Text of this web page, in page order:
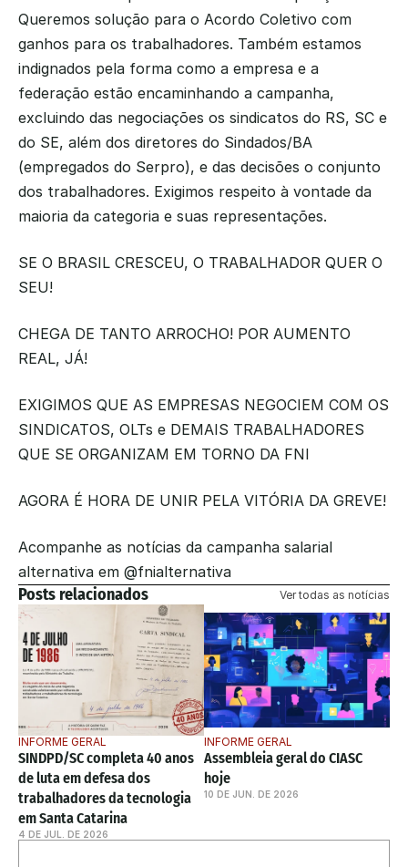
Queremos solução para o Acordo Coletivo com
ganhos para os trabalhadores. Também estamos
indignados pela forma como a empresa e a
federação estão encaminhando a campanha,
excluindo das negociações os sindicatos do RS, SC e
do SE, além dos diretores do Sindados/BA
(empregados do Serpro), e das decisões o conjunto
dos trabalhadores. Exigimos respeito à vontade da
maioria da categoria e suas representações.
SE O BRASIL CRESCEU, O TRABALHADOR QUER O
SEU!
CHEGA DE TANTO ARROCHO! POR AUMENTO
REAL, JÁ!
EXIGIMOS QUE AS EMPRESAS NEGOCIEM COM OS
SINDICATOS, OLTs e DEMAIS TRABALHADORES
QUE SE ORGANIZAM EM TORNO DA FNI
AGORA É HORA DE UNIR PELA VITÓRIA DA GREVE!
Acompanhe as notícias da campanha salarial
alternativa em @fnialternativa
Posts relacionados Ver todas as notícias
INFORME GERAL
SINDPD/SC completa 40 anos
de luta em defesa dos
trabalhadores da tecnologia
em Santa Catarina
4 DE JUL. DE 2026
INFORME GERAL
Assembleia geral do CIASC
hoje
10 DE JUN. DE 2026